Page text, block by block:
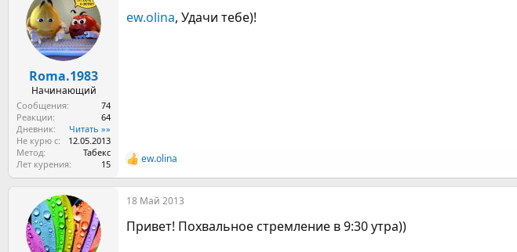
и
Roma.1983
Начинающий
Сообщения
74
Реакции
64
Дневник
Читать »»
Не курю с
12.05.2013
Метод
Табекс
Лет курения
15
ew.olina, Удачи тебе)!
Р
е
а
к
и
ew.olina
18 Май 2013
Привет! Похвальное стремление в 9:30 утра))